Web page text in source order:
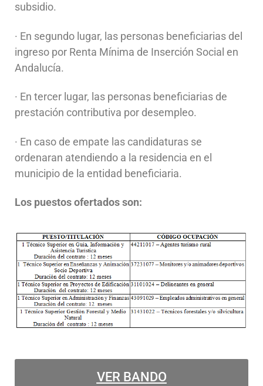
subsidio.
· En segundo lugar, las personas beneficiarias del
ingreso por Renta Mínima de Inserción Social en
Andalucía.
· En tercer lugar, las personas beneficiarias de
prestación contributiva por desempleo.
· En caso de empate las candidaturas se
ordenaran atendiendo a la residencia en el
municipio de la entidad beneficiaria.
Los puestos ofertados son:
VER BANDO